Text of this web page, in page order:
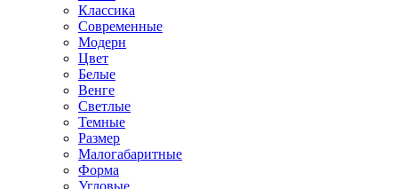
Классика
Современные
Модерн
Цвет
Белые
Венге
Светлые
Темные
Размер
Малогабаритные
Форма
Угловые